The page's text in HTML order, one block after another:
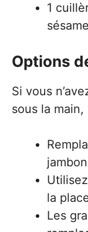
1
sésame
Options
Si vous
sous la
la
Les